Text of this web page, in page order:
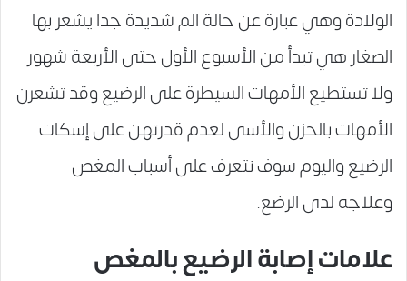
الولادة وهي عبارة عن حالة الم شديدة جدا يشعر بها
الصغار هي تبدأ من الأسبوع الأول حتى الأربعة شهور
ولا تستطيع الأمهات السيطرة على الرضيع وقد تشعرن
الأمهات بالحزن والأسى لعدم قدرتهن على إسكات
الرضيع واليوم سوف نتعرف على أسباب المغص
وعلاجه لدى الرضع.
علامات إصابة الرضيع بالمغص